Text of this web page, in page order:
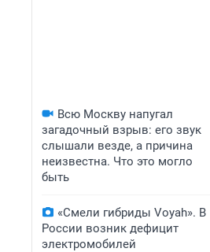
Всю Москву напугал
загадочный взрыв: его звук
слышали везде, а причина
неизвестна. Что это могло
быть
«Смели гибриды Voyah». В
России возник дефицит
электромобилей